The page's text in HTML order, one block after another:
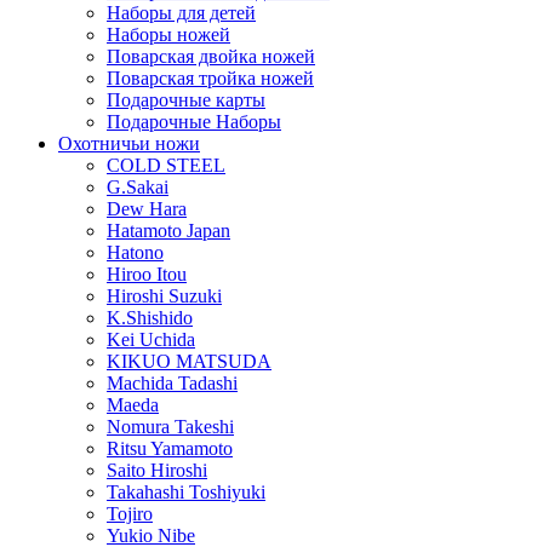
Наборы для детей
Наборы ножей
Поварская двойка ножей
Поварская тройка ножей
Подарочные карты
Подарочные Наборы
Охотничьи ножи
COLD STEEL
G.Sakai
Dew Hara
Hatamoto Japan
Hatono
Hiroo Itou
Hiroshi Suzuki
K.Shishido
Kei Uchida
KIKUO MATSUDA
Machida Tadashi
Maeda
Nomura Takeshi
Ritsu Yamamoto
Saito Hiroshi
Takahashi Toshiyuki
Tojiro
Yukio Nibe